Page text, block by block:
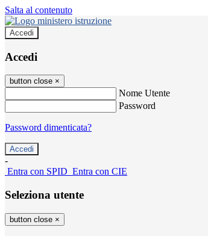
Salta al contenuto
Accedi
Accedi
button close ×
Nome Utente
Password
Password dimenticata?
-
Entra con SPID Entra con CIE
Seleziona utente
button close ×